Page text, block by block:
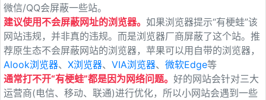
微信/QQ会屏蔽一些站。
建议使用不会屏蔽网址的浏览器。 如果浏览器提示“有梗蛙”该
网站违规，并非真的违规。而是浏览器厂商屏蔽了这个站。推
荐原生态不会屏蔽网站的浏览器，苹果可以用自带的浏览器，
Alook浏览器、 X浏览器、 VIA浏览器、 微软Edge等
通常打不开“有梗蛙”都是因为网络问题。 好的网站会针对三大
运营商(电信、移动、联通)进行优化，所以小网站会遇到一些